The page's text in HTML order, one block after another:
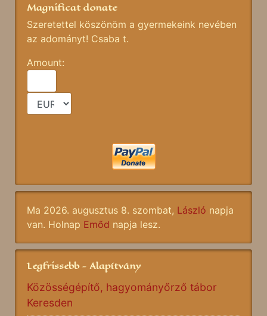
Magnificat donate
Szeretettel köszönöm a gyermekeink nevében
az adományt! Csaba t.
Amount:
Ma 2026. augusztus 8. szombat, László napja
van. Holnap Emőd napja lesz.
Legfrissebb - Alapítvány
Közösségépítő, hagyományőrző tábor
Keresden